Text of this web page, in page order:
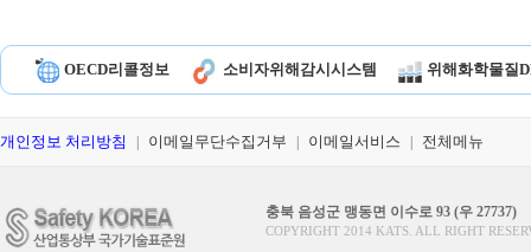
OECD리콜정보 소비자위해감시시스템 위해화학물질
개인정보 처리방침 이메일무단수집거부 이메일서비스 전체메뉴
충북 음성군 맹동면 이수로 93 (우 27737)
COPYRIGHT 2014 KATS. ALL RIGHT